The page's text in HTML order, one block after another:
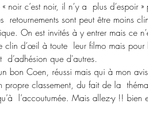
noir c’est noir, il n’y a  plus d’espoir
retournements sont peut être moins
On est invités à y entrer mais ce
clin d’œil à toute  leur filmo mais pour
d’adhésion que d'autres.
bon Coen, réussi mais qui à mon
propre classement, du fait de la
l’accoutumée. Mais allez-y !! bien